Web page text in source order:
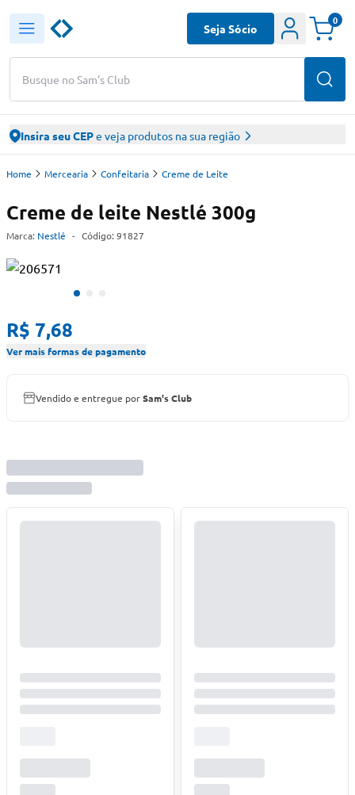
Busque no Sam's Club
Seja Sócio
0
Insira seu CEPe veja produtos na sua região
Home Mercearia Confeitaria Creme de Leite
Creme de leite Nestlé 300g
Marca: Nestlé - Código: 91827
R$ 7,68
Ver mais formas de pagamento
Vendido e entregue porSam's Club